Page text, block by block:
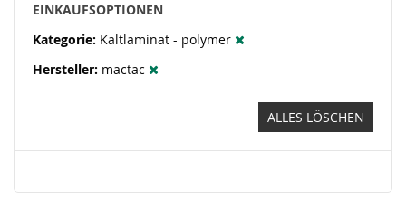
EINKAUFSOPTIONEN
Kategorie Kaltlaminat - polymer
Hersteller mactac
ALLES LÖSCHEN